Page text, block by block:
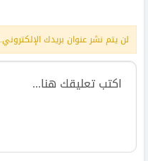
لن يتم نشر عنوان بريدك الإلكتروني.